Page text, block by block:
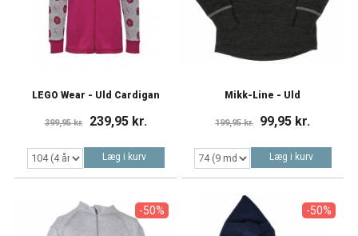
LEGO Wear - Uld Cardigan
399,95 kr. 239,95 kr.
Læg i kurv
Mikk-Line - Uld
199,95 kr. 99,95 kr.
Læg i kurv
-50% -50%